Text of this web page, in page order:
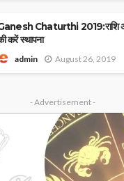
Chaturthi 2019:राशि
करें स्थापना
admin August 26, 2019
- Advertisement -